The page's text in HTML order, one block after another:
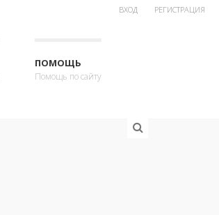
ВХОД РЕГИСТРАЦИЯ
ПОМОЩЬ
Помощь по сайту